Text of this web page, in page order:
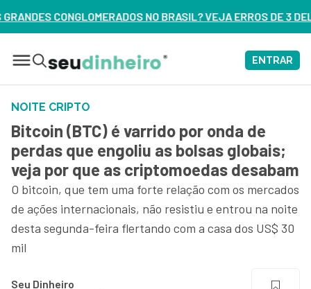
NO BRASIL? VEJA ERROS DE 3 DELES – ASSISTA AGORA
ENTRAR
NOITE CRIPTO
Bitcoin (BTC) é varrido por onda de
perdas que engoliu as bolsas globais;
veja por que as criptomoedas desabam
O bitcoin, que tem uma forte relação com os mercados
de ações internacionais, não resistiu e entrou na noite
desta segunda-feira flertando com a casa dos US$ 30
mil
Seu Dinheiro